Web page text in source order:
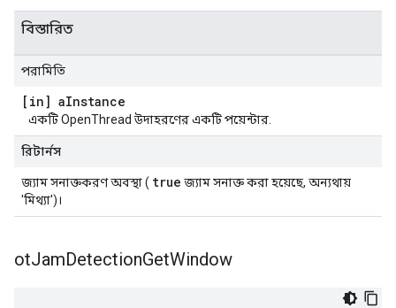
বিস্তারিত
পরামিতি
[in] aInstance
একটি OpenThread উদাহরণের একটি পয়েন্টার.
রিটার্নস
জ্যাম সনাক্তকরণ অবস্থা ( true জ্যাম সনাক্ত করা হয়েছে, অন্যথায়
'মিথ্যা')।
otJamDetectionGetWindow